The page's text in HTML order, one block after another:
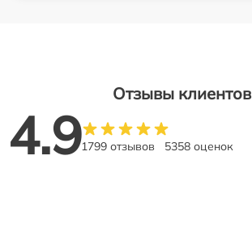
Отзывы клиентов
4.91799 отзывов 5358 оценок